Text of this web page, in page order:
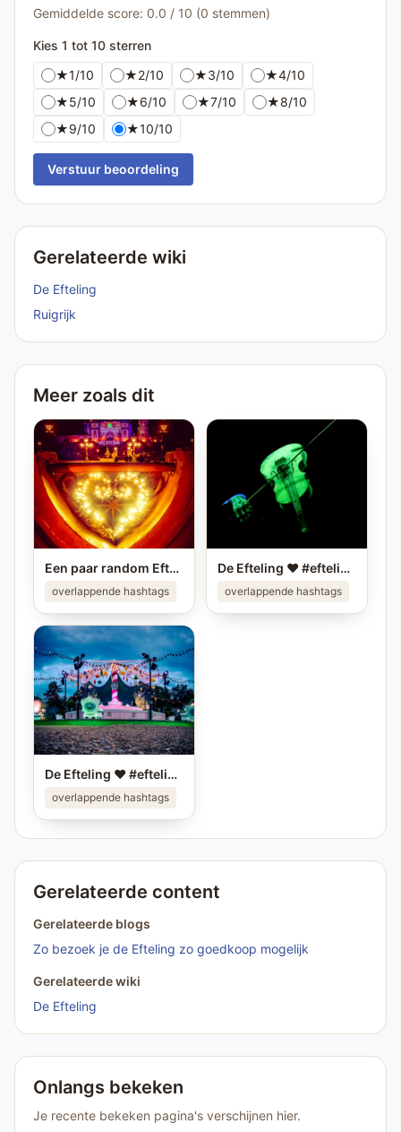
Gemiddelde score: 0.0 / 10 (0 stemmen)
Kies 1 tot 10 sterren
★1/10 ★2/10 ★3/10 ★4/10
★5/10 ★6/10 ★7/10 ★8/10
★9/10 ★10/10
Verstuur beoordeling
Gerelateerde wiki
De Efteling
Ruigrijk
Meer zoals dit
Een paar random Efteling foto's ❤️ Deel je eigen mooiste Efteling foto in je story op #instagram en tag me! #efteling #themeparks #happyplace #brabant #enjoy #pretpark
overlappende hashtags
De Efteling ❤️ #efteling #themeparks #pretparken #brabant
overlappende hashtags
De Efteling ❤️ #efteling #themeparks #pretparken #brabant
overlappende hashtags
Gerelateerde content
Gerelateerde blogs
Zo bezoek je de Efteling zo goedkoop mogelijk
Gerelateerde wiki
De Efteling
Onlangs bekeken
Je recente bekeken pagina's verschijnen hier.